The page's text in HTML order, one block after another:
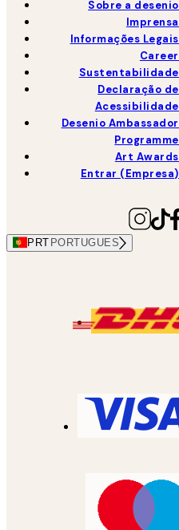
Sobre a desenio
Imprensa
Informações Legais
Career
Sustentabilidade
Declaração de
Acessibilidade
Desenio Ambassador
Programme
Art Awards
Entrar (Empresa)
PRT PORTUGUES